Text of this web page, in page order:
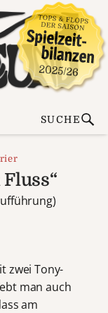
SUCHE
zwei Tony-
man auch
am